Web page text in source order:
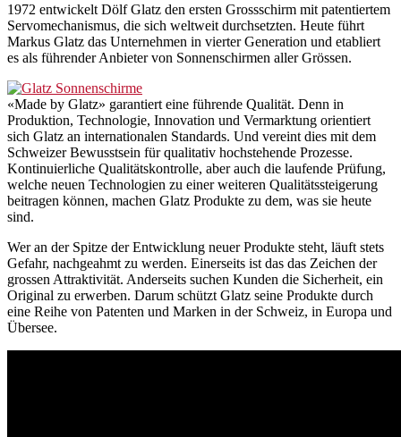
1972 entwickelt Dölf Glatz den ersten Grossschirm mit patentiertem
Servomechanismus, die sich weltweit durchsetzten. Heute führt
Markus Glatz das Unternehmen in vierter Generation und etabliert
es als führender Anbieter von Sonnenschirmen aller Grössen.
«Made by Glatz» garantiert eine führende Qualität. Denn in
Produktion, Technologie, Innovation und Vermarktung orientiert
sich Glatz an internationalen Standards. Und vereint dies mit dem
Schweizer Bewusstsein für qualitativ hochstehende Prozesse.
Kontinuierliche Qualitätskontrolle, aber auch die laufende Prüfung,
welche neuen Technologien zu einer weiteren Qualitätssteigerung
beitragen können, machen Glatz Produkte zu dem, was sie heute
sind.
Wer an der Spitze der Entwicklung neuer Produkte steht, läuft stets
Gefahr, nachgeahmt zu werden. Einerseits ist das das Zeichen der
grossen Attraktivität. Anderseits suchen Kunden die Sicherheit, ein
Original zu erwerben. Darum schützt Glatz seine Produkte durch
eine Reihe von Patenten und Marken in der Schweiz, in Europa und
Übersee.